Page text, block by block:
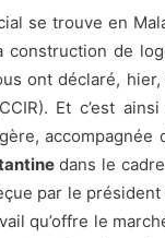
se trouve en
construction de
ont déclaré,
Et c’est
accompagnée
dans le
par le président
qu’offre le